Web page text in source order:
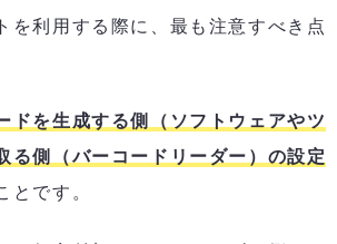
を利用する際に、最も注意すべき点
ドを生成する側（ソフトウェアやツ
る側（バーコードリーダー）の設定
とです。